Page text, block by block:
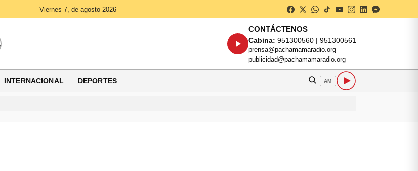
Viernes 7, de agosto 2026
CONTÁCTENOS
Cabina: 951300560 | 951300561
prensa@pachamamaradio.org
publicidad@pachamamaradio.org
INTERNACIONAL DEPORTES AM